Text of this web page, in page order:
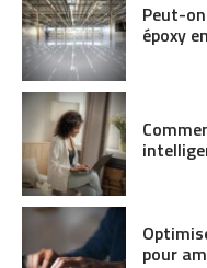
Peut-
époxy
pour